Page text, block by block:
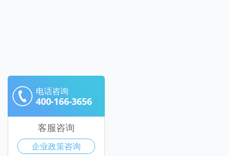
电话咨询
400-166-3656
客服咨询
企业政策咨询